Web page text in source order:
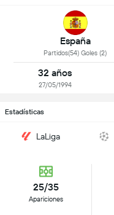
España
Partidos(54) Goles (2)
32 años
27/05/1994
Estadísticas
LaLiga
25/35
Apariciones